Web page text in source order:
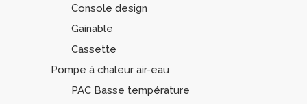
Console design
Gainable
Cassette
Pompe à chaleur air-eau
PAC Basse température